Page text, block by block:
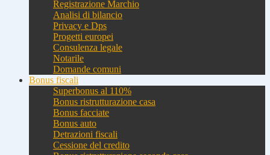
Registrazione Marchio
Analisi di bilancio
Privacy e Dps
Progetti europei
Consulenza legale
Notarile
Domande comuni
Bonus fiscali
Superbonus al 110%
Bonus ristrutturazione casa
Bonus facciate
Bonus auto
Detrazioni fiscali
Cessione del credito